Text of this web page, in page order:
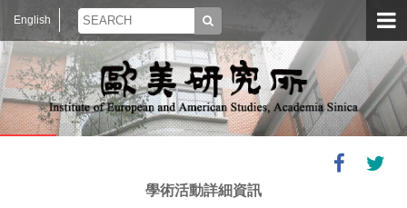
English
學術活動詳細資訊